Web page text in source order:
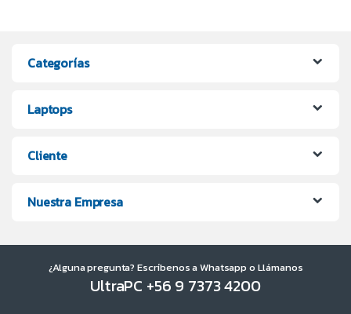
Categorías
Laptops
Cliente
Nuestra Empresa
¿Alguna pregunta? Escríbenos a Whatsapp o Llámanos
UltraPC +56 9 7373 4200